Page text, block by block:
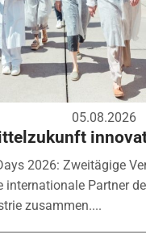
05.08.2026
2026: Zweitägige
internationale Partner
zusammen....